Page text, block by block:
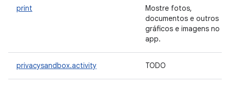
print
Mostre fotos,
documentos e outros
gráficos e imagens no
app.
privacysandbox.activity TODO